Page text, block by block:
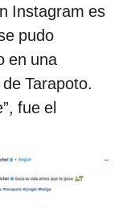
Instagram es
pudo
en una
Tarapoto.
fue el